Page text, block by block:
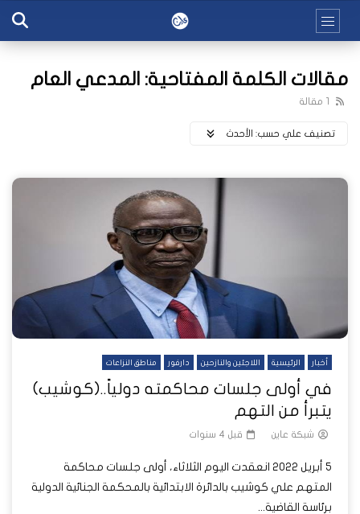
مقالات الكلمة المفتاحية: المدعي العام
1 مقالة
تصنيف علي حسب: اﻷحدث
أخبار الرئيسية اللاجئين والنازحين دارفور مناطق النزاعات
في أولى جلسات محاكمته دولياً..(كوشيب)
يتبرأ من التهم
شبكة عاين قبل 4 سنوات
5 أبريل 2022 انعقدت اليوم الثلاثاء، أولى جلسات محاكمة
المتهم علي كوشيب بالدائرة الابتدائية بالمحكمة الجنائية الدولية
برئاسة القاضية...